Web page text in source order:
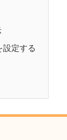
設定する